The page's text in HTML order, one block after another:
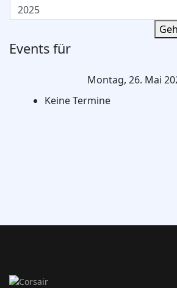
Events für
Montag, 26. Mai
Keine Termine